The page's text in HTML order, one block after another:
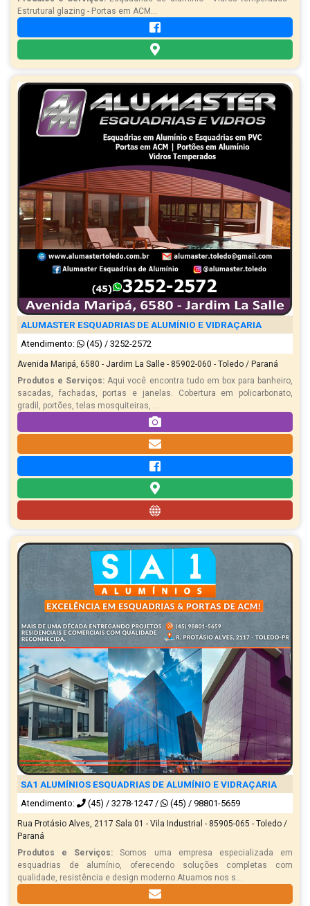
Estrutural glazing - Portas em ACM...
ALUMASTER ESQUADRIAS DE ALUMÍNIO E VIDRAÇARIA
Atendimento: (45) / 3252-2572
Avenida Maripá, 6580 - Jardim La Salle - 85902-060 - Toledo / Paraná
Produtos e Serviços: Aqui você encontra tudo em box para banheiro,
sacadas, fachadas, portas e janelas. Cobertura em policarbonato,
gradil, portões, telas mosquiteiras, ...
SA1 ALUMÍNIOS ESQUADRIAS DE ALUMÍNIO E VIDRAÇARIA
Atendimento: (45) / 3278-1247 / (45) / 98801-5659
Rua Protásio Alves, 2117 Sala 01 - Vila Industrial - 85905-065 - Toledo /
Paraná
Produtos e Serviços: Somos uma empresa especializada em
esquadrias de alumínio, oferecendo soluções completas com
qualidade, resistência e design moderno.Atuamos nos s...